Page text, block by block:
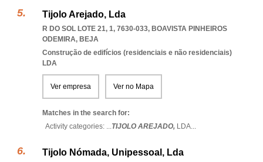
Tijolo Arejado, Lda
R DO SOL LOTE 21, 1, 7630-033, BOAVISTA PINHEIROS
ODEMIRA, BEJA
Construção de edifícios (residenciais e não residenciais)
LDA
Ver empresa Ver no Mapa
Matches in the search for:
Activity categories: ...TIJOLO AREJADO, LDA...
Tijolo Nómada, Unipessoal, Lda